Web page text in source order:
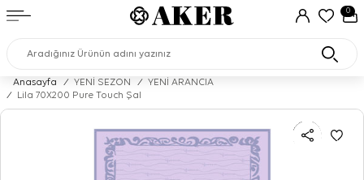
0
Anasayfa / YENİ SEZON /
YENİ ARANCIA
/
Lila 70X200 Pure Touch Şal